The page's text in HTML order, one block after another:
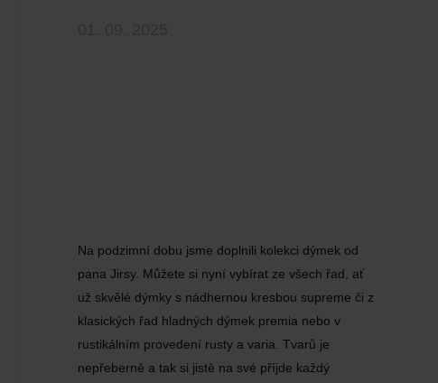
Na podzimní dobu jsme doplnili kolekci dýmek od
pana Jirsy. Můžete si nyní vybírat ze všech řad, ať
už skvělé dýmky s nádhernou kresbou supreme či z
klasických řad hladných dýmek premia nebo v
rustikálním provedení rusty a varia. Tvarů je
nepřeberně a tak si jistě na své příjde každý